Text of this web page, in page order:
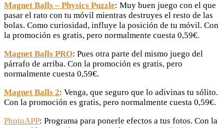
Magnet Balls – Physics Puzzle: Muy buen juego con el que
pasar el rato con tu móvil mientras destruyes el resto de las
bolas. Como curiosidad, influye la posición de tu móvil. Con
la promoción es gratis, pero normalmente cuesta 0,59€.
Magnet Balls PRO: Pues otra parte del mismo juego del
párrafo de arriba. Con la promoción es gratis, pero
normalmente cuesta 0,59€.
Magnet Balls 2: Venga, que seguro que lo adivinas tu sólito.
Con la promoción es gratis, pero normalmente cuesta 0,59€.
PhotoAPP: Programa para ponerle efectos a tus fotos. Con la